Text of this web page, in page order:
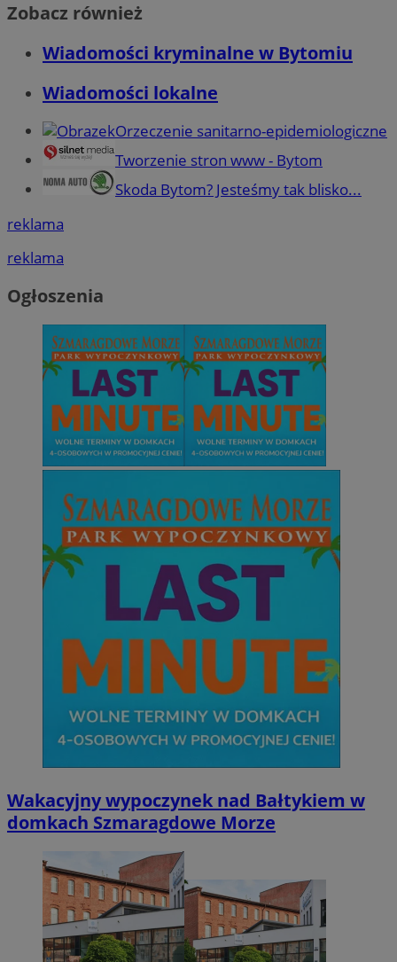
Zobacz również
Wiadomości kryminalne w Bytomiu
Wiadomości lokalne
Orzeczenie sanitarno-epidemiologiczne
Tworzenie stron www - Bytom
Skoda Bytom? Jesteśmy tak blisko...
reklama
reklama
Ogłoszenia
Wakacyjny wypoczynek nad Bałtykiem w
domkach Szmaragdowe Morze